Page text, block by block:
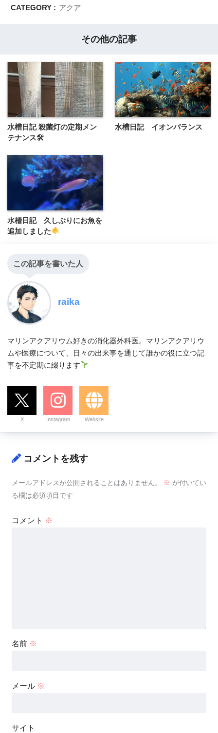
CATEGORY : アクア
その他の記事
水槽日記 殺菌灯の定期メン
テナンス🛠
水槽日記 イオンバランス
水槽日記 久しぶりにお魚を
追加しました
この記事を書いた人
raika
マリンアクアリウム好きの消化器外科医。マリンアクアリウ
ムや医療について、日々の出来事を通じて誰かの役に立つ記
事を不定期に綴ります
X Instagram Website
コメントを残す
メールアドレスが公開されることはありません。 ※ が付いてい
る欄は必須項目です
コメント ※
名前 ※
メール ※
サイト